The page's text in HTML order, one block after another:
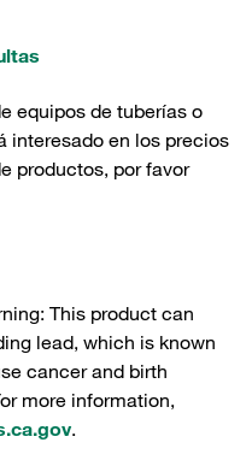
equipos de tuberías o
interesado en los precios
productos, por favor
This product can
lead, which is known
cancer and birth
more information,
.